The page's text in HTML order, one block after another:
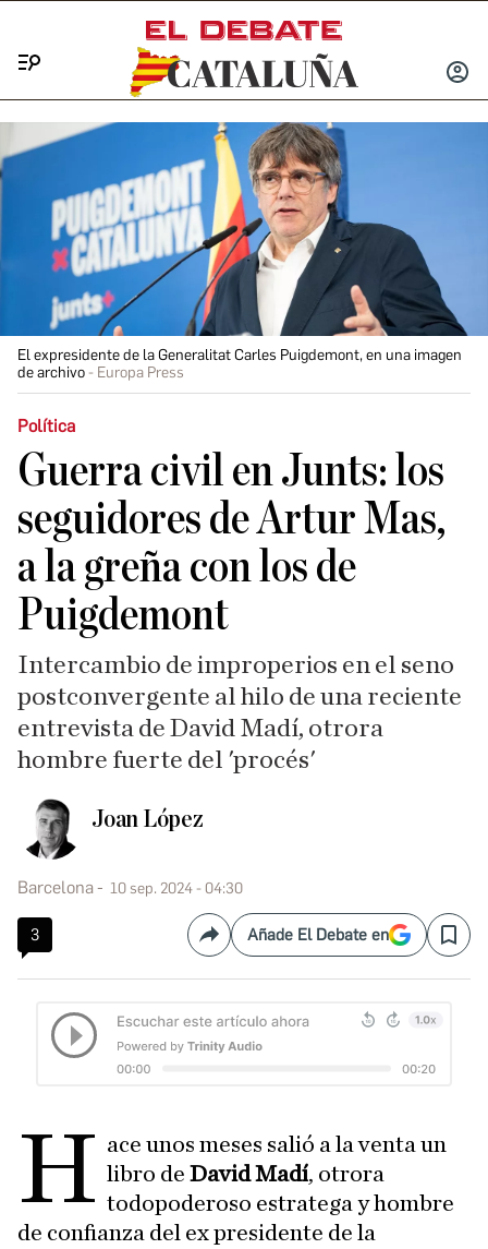
INICIAR
El expresidente de la Generalitat Carles Puigdemont, en una imagen
de archivo
Europa Press
Política
Guerra civil en Junts: los
seguidores de Artur Mas,
a la greña con los de
Puigdemont
Intercambio de improperios en el seno
postconvergente al hilo de una reciente
entrevista de David Madí, otrora
hombre fuerte del 'procés'
Joan López
Barcelona 10 sep. 2024 - 04:30
3 CompartirAñade El Debate en Save
H ace unos meses salió a la venta un
libro deDavid Madí, otrora
todopoderoso estratega y hombre
de confianza del ex presidente de la